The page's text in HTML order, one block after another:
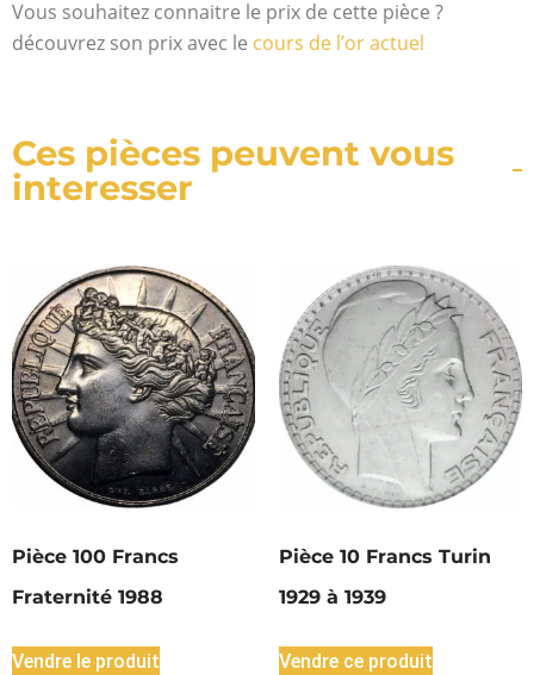
Vous souhaitez connaitre le prix de cette pièce ?
découvrez son prix avec le cours de l’or actuel
Ces pièces peuvent vous
interesser
Pièce 100 Francs
Fraternité 1988
Vendre le produit
Pièce 10 Francs Turin
1929 à 1939
Vendre ce produit